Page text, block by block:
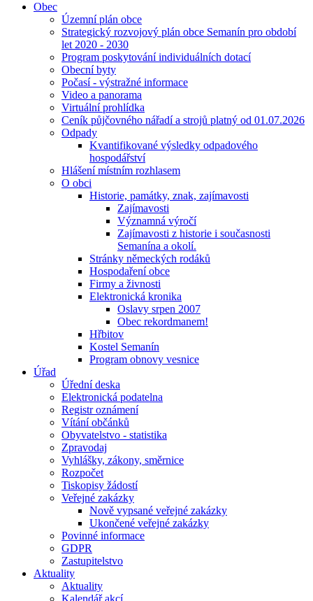
Obec
Územní plán obce
Strategický rozvojový plán obce Semanín pro období
let 2020 - 2030
Program poskytování individuálních dotací
Obecní byty
Počasí - výstražné informace
Video a panorama
Virtuální prohlídka
Ceník půjčovného nářadí a strojů platný od 01.07.2026
Odpady
Kvantifikované výsledky odpadového
hospodářství
Hlášení místním rozhlasem
O obci
Historie, památky, znak, zajímavosti
Zajímavosti
Významná výročí
Zajímavosti z historie i současnosti
Semanína a okolí.
Stránky německých rodáků
Hospodaření obce
Firmy a živnosti
Elektronická kronika
Oslavy srpen 2007
Obec rekordmanem!
Hřbitov
Kostel Semanín
Program obnovy vesnice
Úřad
Úřední deska
Elektronická podatelna
Registr oznámení
Vítání občánků
Obyvatelstvo - statistika
Zpravodaj
Vyhlášky, zákony, směrnice
Rozpočet
Tiskopisy žádostí
Veřejné zakázky
Nově vypsané veřejné zakázky
Ukončené veřejné zakázky
Povinné informace
GDPR
Zastupitelstvo
Aktuality
Aktuality